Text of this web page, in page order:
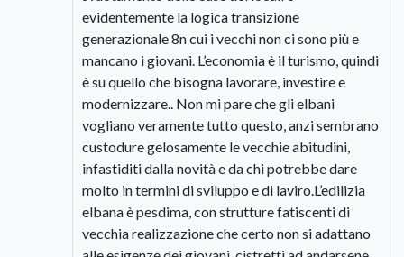
evidentemente la logica transizione
generazionale 8n cui i vecchi non ci sono più e
mancano i giovani. L’economia è il turismo, quindi
è su quello che bisogna lavorare, investire e
modernizzare.. Non mi pare che gli elbani
vogliano veramente tutto questo, anzi sembrano
custodure gelosamente le vecchie abitudini,
infastiditi dalla novità e da chi potrebbe dare
molto in termini di sviluppo e di laviro.L’edilizia
elbana è pesdima, con strutture fatiscenti di
vecchia realizzazione che certo non si adattano